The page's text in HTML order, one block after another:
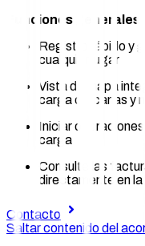
Funciones generales
Registro rápido y
cualquier lugar
Vista de mapa
carga cercanas y
Iniciar
carga
Consulte las
directamente en
Contacto
Saltar contenido del